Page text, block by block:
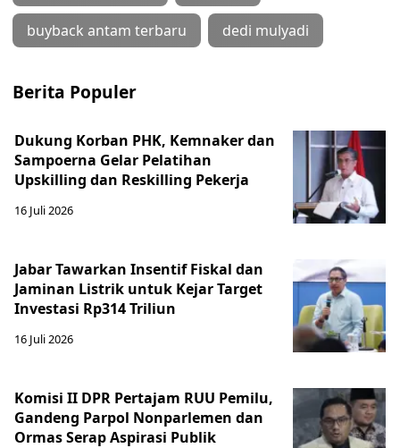
buyback antam terbaru dedi mulyadi
Berita Populer
Dukung Korban PHK, Kemnaker dan
Sampoerna Gelar Pelatihan
Upskilling dan Reskilling Pekerja
16 Juli 2026
Jabar Tawarkan Insentif Fiskal dan
Jaminan Listrik untuk Kejar Target
Investasi Rp314 Triliun
16 Juli 2026
Komisi II DPR Pertajam RUU Pemilu,
Gandeng Parpol Nonparlemen dan
Ormas Serap Aspirasi Publik